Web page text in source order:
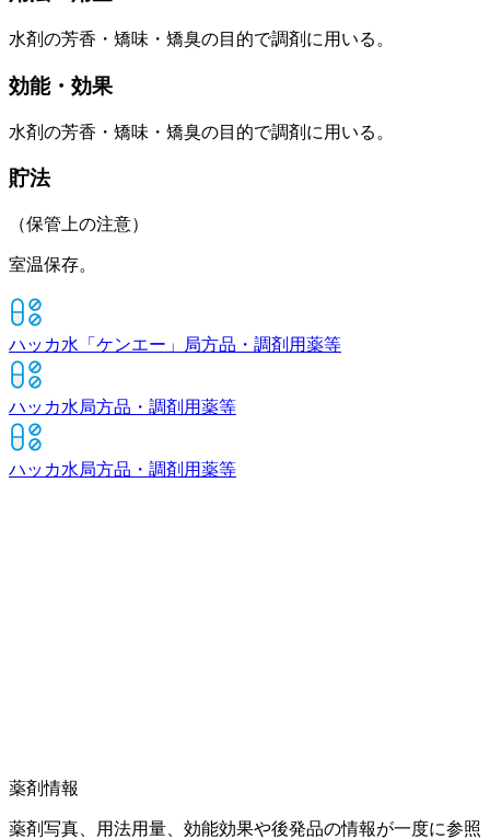
水剤の芳香・矯味・矯臭の目的で調剤に用いる。
効能・効果
水剤の芳香・矯味・矯臭の目的で調剤に用いる。
貯法
（保管上の注意）
室温保存。
ハッカ水「ケンエー」 局方品・調剤用薬等
ハッカ水局方品・調剤用薬等
ハッカ水局方品・調剤用薬等
薬剤情報
薬剤写真、用法用量、効能効果や後発品の情報が一度に参照